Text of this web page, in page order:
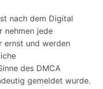
nach dem Digital
nehmen jede
ernst und werden
des DMCA
gemeldet wurde.